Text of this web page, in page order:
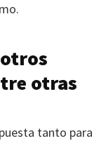
otras
tanto para